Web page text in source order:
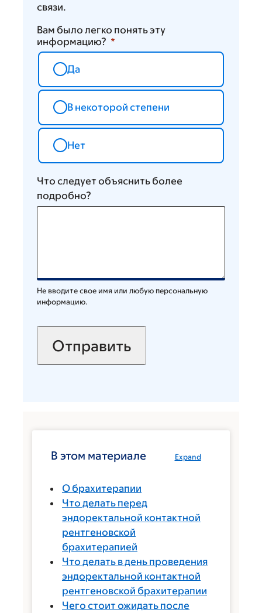
связи.
Вам было легко понять эту
информацию?
Да
В некоторой степени
Нет
Что следует объяснить более
подробно?
Не вводите свое имя или любую персональную
информацию.
Expand
В этом материале
О брахитерапии
Что делать перед
эндоректальной контактной
рентгеновской
брахитерапией
Что делать в день проведения
эндоректальной контактной
рентгеновской брахитерапии
Чего стоит ожидать после